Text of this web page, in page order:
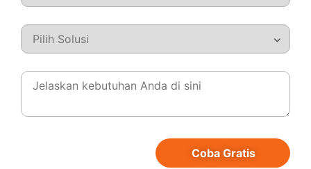
tanggap, dan menyediakan dukungan teknis
Recipe Management
Software pada Bisnis F&B &
Coba Gratis